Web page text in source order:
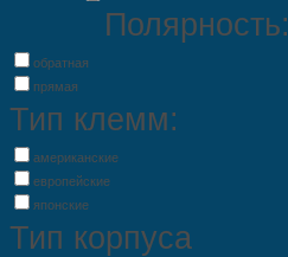
Полярность:
обратная
прямая
Тип клемм:
американские
европейские
японские
Тип корпуса